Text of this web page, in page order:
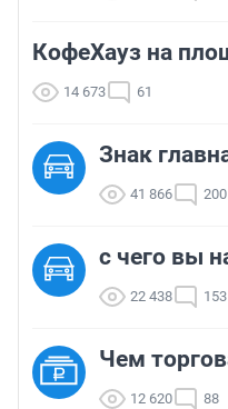
КофеХауз на
14 673 61
Знак
41 866 200
с чего вы
22 438 153
Чем
12 620 88